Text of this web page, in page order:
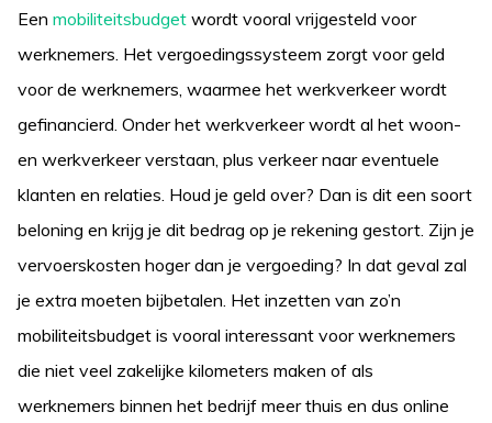
Een mobiliteitsbudget wordt vooral vrijgesteld voor
werknemers. Het vergoedingssysteem zorgt voor geld
voor de werknemers, waarmee het werkverkeer wordt
gefinancierd. Onder het werkverkeer wordt al het woon-
en werkverkeer verstaan, plus verkeer naar eventuele
klanten en relaties. Houd je geld over? Dan is dit een soort
beloning en krijg je dit bedrag op je rekening gestort. Zijn je
vervoerskosten hoger dan je vergoeding? In dat geval zal
je extra moeten bijbetalen. Het inzetten van zo’n
mobiliteitsbudget is vooral interessant voor werknemers
die niet veel zakelijke kilometers maken of als
werknemers binnen het bedrijf meer thuis en dus online